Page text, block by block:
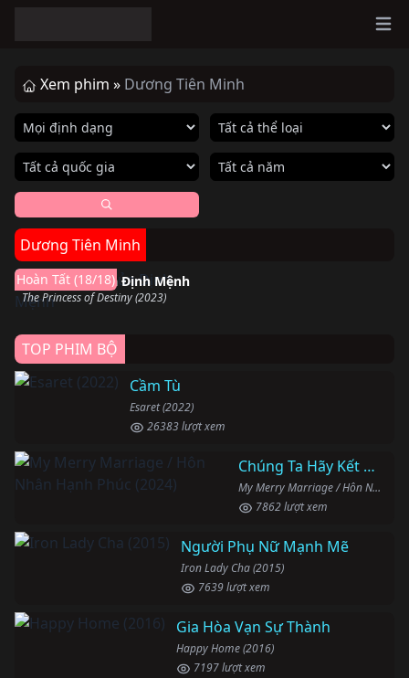
Xem phim » Dương Tiên Minh
Dương Tiên Minh
Công Chúa Của Định Mệnh
The Princess of Destiny (2023)
Hoàn Tất (18/18)
Hoàn thành
TOP PHIM BỘ
Cầm Tù
Esaret (2022)
26383 lượt xem
Chúng Ta Hãy Kết Hôn Nhé
My Merry Marriage / Hôn Nhân Hạnh Phúc (2024)
7862 lượt xem
Người Phụ Nữ Mạnh Mẽ
Iron Lady Cha (2015)
7639 lượt xem
Gia Hòa Vạn Sự Thành
Happy Home (2016)
7197 lượt xem